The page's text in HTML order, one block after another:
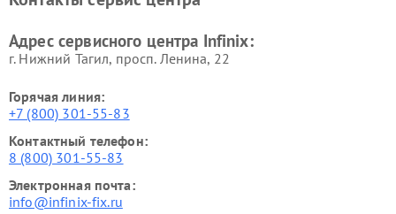
Адрес сервисного центра Infinix:
г. Нижний Тагил, просп. Ленина, 22
Горячая линия:
+7 (800) 301-55-83
Контактный телефон:
8 (800) 301-55-83
Электронная почта:
info@infinix-fix.ru